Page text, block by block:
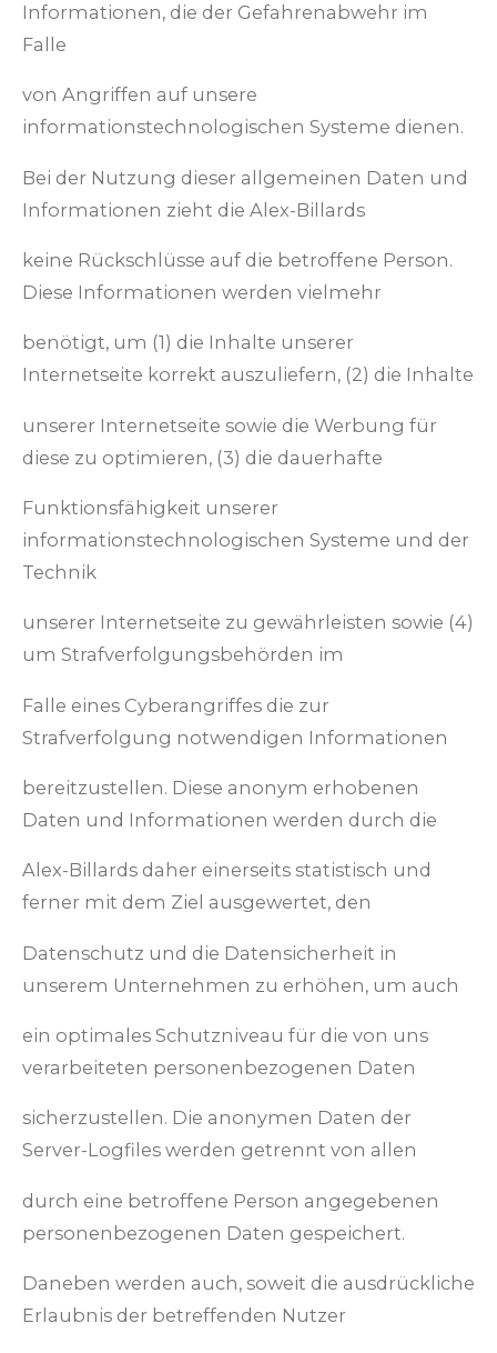
Informationen, die der Gefahrenabwehr im
Falle
von Angriffen auf unsere
informationstechnologischen Systeme dienen.
Bei der Nutzung dieser allgemeinen Daten und
Informationen zieht die Alex-Billards
keine Rückschlüsse auf die betroffene Person.
Diese Informationen werden vielmehr
benötigt, um (1) die Inhalte unserer
Internetseite korrekt auszuliefern, (2) die Inhalte
unserer Internetseite sowie die Werbung für
diese zu optimieren, (3) die dauerhafte
Funktionsfähigkeit unserer
informationstechnologischen Systeme und der
Technik
unserer Internetseite zu gewährleisten sowie (4)
um Strafverfolgungsbehörden im
Falle eines Cyberangriffes die zur
Strafverfolgung notwendigen Informationen
bereitzustellen. Diese anonym erhobenen
Daten und Informationen werden durch die
Alex-Billards daher einerseits statistisch und
ferner mit dem Ziel ausgewertet, den
Datenschutz und die Datensicherheit in
unserem Unternehmen zu erhöhen, um auch
ein optimales Schutzniveau für die von uns
verarbeiteten personenbezogenen Daten
sicherzustellen. Die anonymen Daten der
Server-Logfiles werden getrennt von allen
durch eine betroffene Person angegebenen
personenbezogenen Daten gespeichert.
Daneben werden auch, soweit die ausdrückliche
Erlaubnis der betreffenden Nutzer